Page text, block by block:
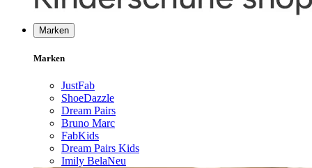
Marken
Marken
JustFab
ShoeDazzle
Dream Pairs
Bruno Marc
FabKids
Dream Pairs Kids
Imily BelaNeu